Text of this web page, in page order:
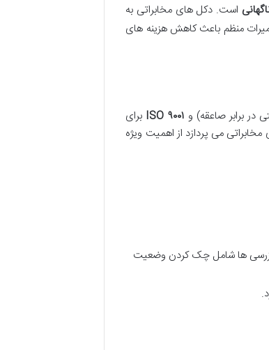
است. دکل های مخابراتی به
منظم باعث کاهش هزینه های
در برابر صاعقه) و ISO ۹۰۰۱
برای
می پردازد از اهمیت ویژه
ها شامل چک کردن وضعیت